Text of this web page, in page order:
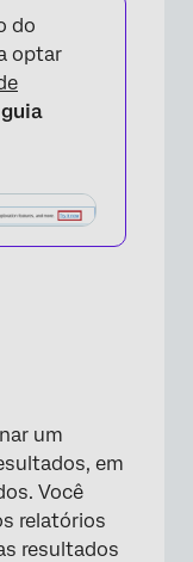
do
optar
guia
um
em
Você
relatórios
resultados